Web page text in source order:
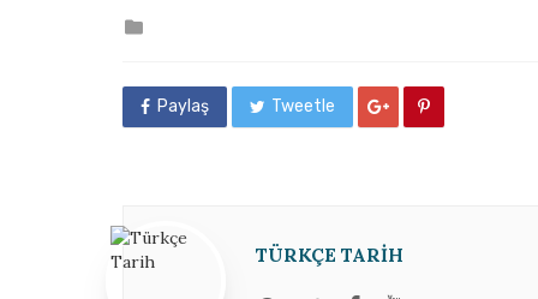
Paylaş Tweetle
TÜRKÇE TARIH